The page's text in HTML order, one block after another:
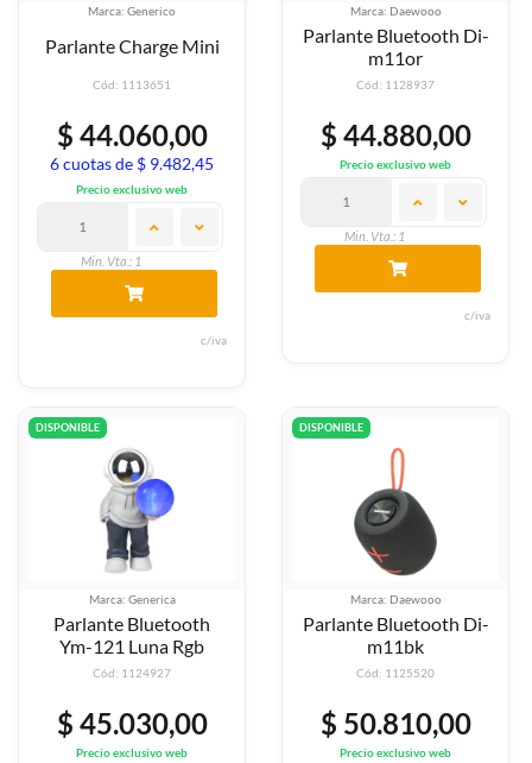
Marca: Generico
Parlante Charge Mini
Cód: 1113651
$ 44.060,00
6 cuotas de $ 9.482,45
Precio exclusivo web
Min. Vta.: 1
c/iva
Marca: Daewooo
Parlante Bluetooth Di-
m11or
Cód: 1128937
$ 44.880,00
Precio exclusivo web
Min. Vta.: 1
c/iva
DISPONIBLE
Marca: Generica
Parlante Bluetooth
Ym-121 Luna Rgb
Cód: 1124927
$ 45.030,00
Precio exclusivo web
DISPONIBLE
Marca: Daewooo
Parlante Bluetooth Di-
m11bk
Cód: 1125520
$ 50.810,00
Precio exclusivo web